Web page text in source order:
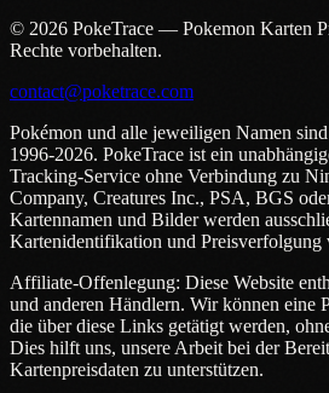
© 2026 PokeTrace — Pokemon Karten
Rechte vorbehalten.
contact@poketrace.com
Pokémon und alle jeweiligen Namen
1996-2026. PokeTrace ist ein
Tracking-Service ohne Verbindung zu
Company, Creatures Inc., PSA, BGS
Kartennamen und Bilder werden
Kartenidentifikation und Preisverfolgung
Affiliate-Offenlegung: Diese Website
und anderen Händlern. Wir können eine
die über diese Links getätigt werden,
Dies hilft uns, unsere Arbeit bei der
Kartenpreisdaten zu unterstützen.